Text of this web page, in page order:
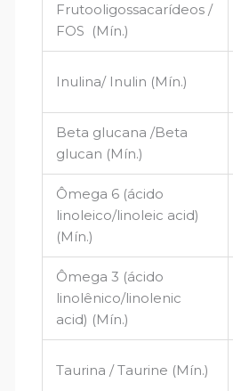
Frutooligossacarídeos /
FOS (Mín.)
Inulina/ Inulin (Mín.)
Beta glucana /Beta
glucan (Mín.)
Ômega 6 (ácido
linoleico/linoleic acid)
(Mín.)
Ômega 3 (ácido
linolênico/linolenic
acid) (Mín.)
Taurina / Taurine (Mín.)